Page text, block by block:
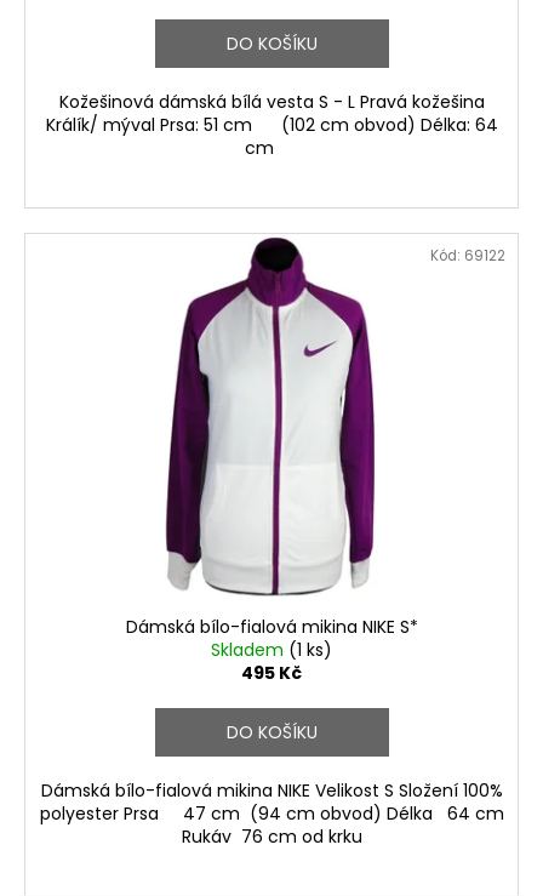
DO KOŠÍKU
Kožešinová dámská bílá vesta S - L Pravá kožešina
Králík/ mýval Prsa: 51 cm (102 cm obvod) Délka: 64
cm
Dámská bílo-fialová mikina NIKE S*
Skladem (1 ks)
495 Kč
DO KOŠÍKU
Dámská bílo-fialová mikina NIKE Velikost S Složení 100%
polyester Prsa 47 cm (94 cm obvod) Délka 64 cm
Rukáv 76 cm od krku
Kód: 69122